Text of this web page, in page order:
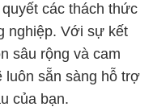
các thách thức
nghiệp. Với sự kết
sâu rộng và cam
luôn sẵn sàng hỗ trợ
của bạn.